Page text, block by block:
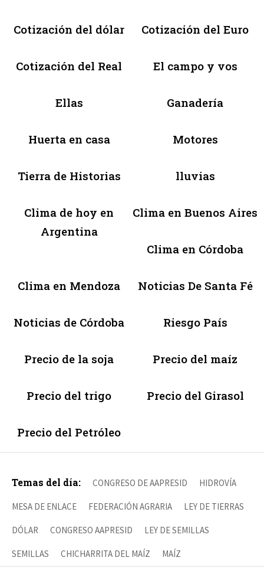
Cotización del dólar Cotización del Euro
Cotización del Real El campo y vos
Ellas Ganadería
Huerta en casa Motores
Tierra de Historias lluvias
Clima de hoy en
Argentina
Clima en Buenos Aires
Clima en Córdoba
Clima en Mendoza Noticias De Santa Fé
Noticias de Córdoba Riesgo País
Precio de la soja Precio del maíz
Precio del trigo Precio del Girasol
Precio del Petróleo
Temas del día: CONGRESO DE AAPRESID HIDROVÍA
MESA DE ENLACE FEDERACIÓN AGRARIA LEY DE TIERRAS
DÓLAR CONGRESO AAPRESID LEY DE SEMILLAS
SEMILLAS CHICHARRITA DEL MAÍZ MAÍZ